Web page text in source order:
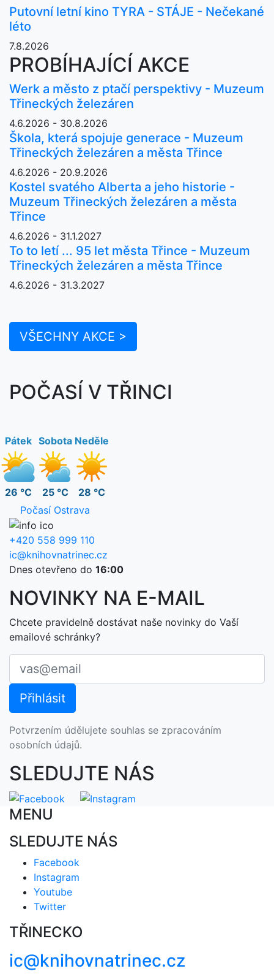
Putovní letní kino TYRA - STÁJE - Nečekané
léto
7.8.2026
PROBÍHAJÍCÍ AKCE
Werk a město z ptačí perspektivy - Muzeum
Třineckých železáren
4.6.2026 - 30.8.2026
Škola, která spojuje generace - Muzeum
Třineckých železáren a města Třince
4.6.2026 - 20.9.2026
Kostel svatého Alberta a jeho historie -
Muzeum Třineckých železáren a města
Třince
4.6.2026 - 31.1.2027
To to letí ... 95 let města Třince - Muzeum
Třineckých železáren a města Třince
4.6.2026 - 31.3.2027
VŠECHNY AKCE >
POČASÍ V TŘINCI
Pátek
26 °C
Sobota
25 °C
Neděle
28 °C
Počasí Ostrava
+420 558 999 110
ic@knihovnatrinec.cz
Dnes otevřeno do 16:00
NOVINKY NA E-MAIL
Chcete pravidelně dostávat naše novinky do Vaší
emailové schránky?
Potvrzením údělujete souhlas se zpracováním
osobních údajů.
SLEDUJTE NÁS
MENU
SLEDUJTE NÁS
Facebook
Instagram
Youtube
Twitter
TŘINECKO
ic@knihovnatrinec.cz